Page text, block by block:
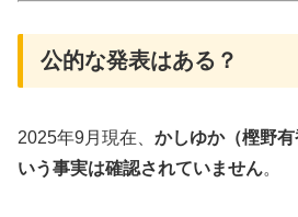
公的な発表はある？
2025年9月現在、 かしゆか（樫野
いう事実は確認されていません。